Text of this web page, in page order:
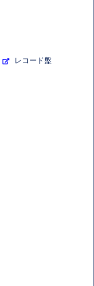
レコード盤